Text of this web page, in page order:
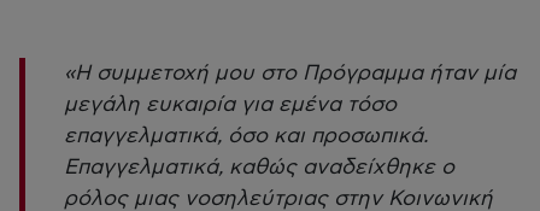
«Η συμμετοχή μου στο Πρόγραμμα ήταν μία
μεγάλη ευκαιρία για εμένα τόσο
επαγγελματικά, όσο και προσωπικά.
Επαγγελματικά, καθώς αναδείχθηκε ο
ρόλος μιας νοσηλεύτριας στην Κοινωνική